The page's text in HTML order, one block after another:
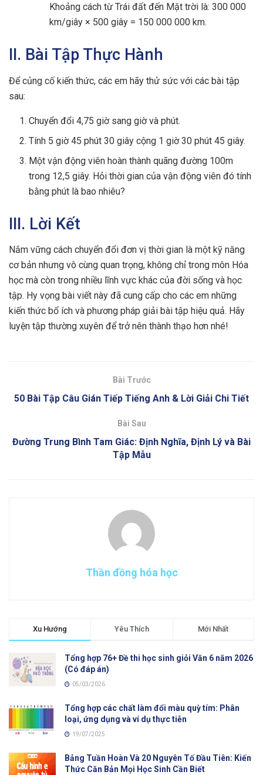
Khoảng cách từ Trái đất đến Mặt trời là: 300 000
km/giây × 500 giây = 150 000 000 km.
II. Bài Tập Thực Hành
Để củng cố kiến thức, các em hãy thử sức với các bài tập
sau:
Chuyển đổi 4,75 giờ sang giờ và phút.
Tính 5 giờ 45 phút 30 giây cộng 1 giờ 30 phút 45 giây.
Một vận động viên hoàn thành quãng đường 100m
trong 12,5 giây. Hỏi thời gian của vận động viên đó tính
bằng phút là bao nhiêu?
III. Lời Kết
Nắm vững cách chuyển đổi đơn vị thời gian là một kỹ năng
cơ bản nhưng vô cùng quan trọng, không chỉ trong môn Hóa
học mà còn trong nhiều lĩnh vực khác của đời sống và học
tập. Hy vọng bài viết này đã cung cấp cho các em những
kiến thức bổ ích và phương pháp giải bài tập hiệu quả. Hãy
luyện tập thường xuyên để trở nên thành thạo hơn nhé!
Bài Trước
50 Bài Tập Câu Gián Tiếp Tiếng Anh & Lời Giải Chi Tiết
Bài Sau
Đường Trung Bình Tam Giác: Định Nghĩa, Định Lý và Bài
Tập Mẫu
Thần đồng hóa học
Xu Hướng Yêu Thích Mới Nhất
Tổng hợp 76+ Đề thi học sinh giỏi Văn 6 năm 2026
(Có đáp án)
05/03/2026
Tổng hợp các chất làm đổi màu quỳ tím: Phân
loại, ứng dụng và ví dụ thực tiễn
19/07/2025
Bảng Tuần Hoàn Và 20 Nguyên Tố Đầu Tiên: Kiến
Thức Căn Bản Mọi Học Sinh Cần Biết